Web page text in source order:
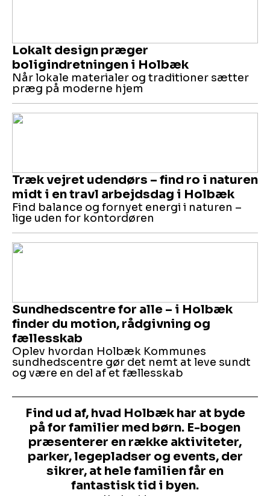
Lokalt design præger
boligindretningen i Holbæk
Når lokale materialer og traditioner sætter
præg på moderne hjem
Træk vejret udendørs – find ro i naturen
midt i en travl arbejdsdag i Holbæk
Find balance og fornyet energi i naturen –
lige uden for kontordøren
Sundhedscentre for alle – i Holbæk
finder du motion, rådgivning og
fællesskab
Oplev hvordan Holbæk Kommunes
sundhedscentre gør det nemt at leve sundt
og være en del af et fællesskab
Find ud af, hvad Holbæk har at byde
på for familier med børn. E-bogen
præsenterer en række aktiviteter,
parker, legepladser og events, der
sikrer, at hele familien får en
fantastisk tid i byen.